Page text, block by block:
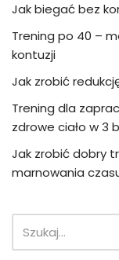
Jak biegać bez
Trening po 40 –
kontuzji
Jak zrobić
Trening dla
zdrowe ciało w 3
Jak zrobić dobry
marnowania